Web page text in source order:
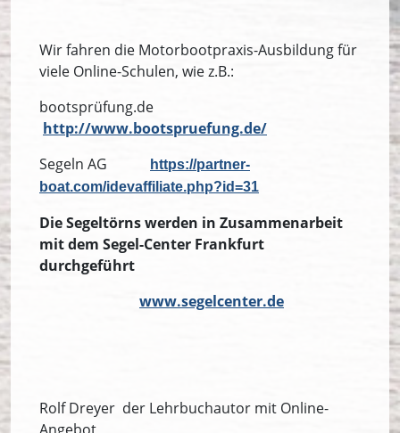
Wir fahren die Motorbootpraxis-Ausbildung für
viele Online-Schulen, wie z.B.:
bootsprüfung.de
http://www.bootspruefung.de/
Segeln AG
https://partner-
boat.com/idevaffiliate.php?id=31
Die Segeltörns werden in Zusammenarbeit
mit dem Segel-Center Frankfurt
durchgeführt
www.segelcenter.de
Rolf Dreyer der Lehrbuchautor mit Online-